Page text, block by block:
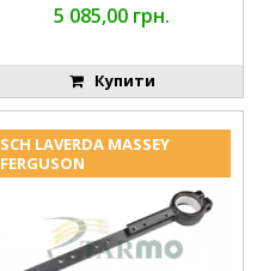
5 085,00 грн.
Купити
SCH LAVERDA MASSEY
FERGUSON